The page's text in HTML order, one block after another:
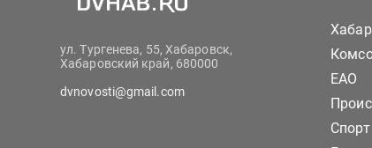
ул. Тургенева, 55, Хабаровск,
Хабаровский край, 680000
dvnovosti@gmail.com
ЕАО
Спорт